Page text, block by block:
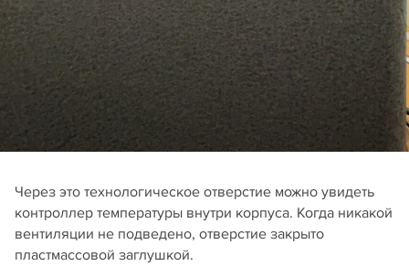
Через это технологическое отверстие можно увидеть
контроллер температуры внутри корпуса. Когда никакой
вентиляции не подведено, отверстие закрыто
пластмассовой заглушкой.